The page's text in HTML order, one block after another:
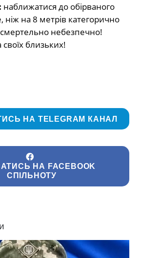
наближатися до обірваного
на 8 метрів категорично
небезпечно!
своїх близьких!
НА TELEGRAM КАНАЛ
НА FACEBOOK
СПІЛЬНОТУ